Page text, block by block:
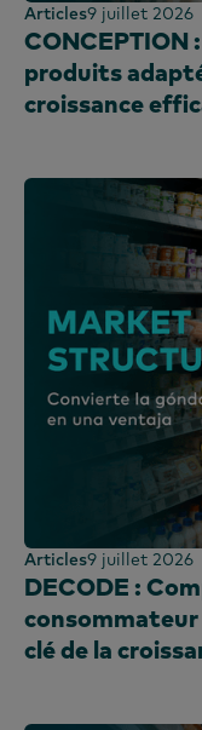
Vietnam
Articles9 juillet 2026
CONCEPTION
produits
croissance
Articles9 juillet 2026
DECODE :
consommateur
clé de la